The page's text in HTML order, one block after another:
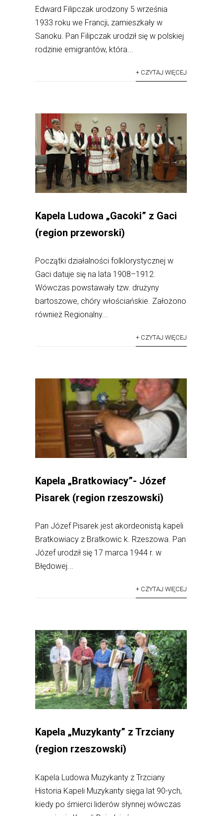
Edward Filipczak urodzony 5 września
1933 roku we Francji, zamieszkały w
Sanoku. Pan Filipczak urodził się w polskiej
rodzinie emigrantów, która...
+ CZYTAJ WIĘCEJ
Kapela Ludowa „Gacoki” z Gaci
(region przeworski)
Początki działalności folklorystycznej w
Gaci datuje się na lata 1908–1912.
Wówczas powstawały tzw. drużyny
bartoszowe, chóry włościańskie. Założono
również Regionalny...
+ CZYTAJ WIĘCEJ
Kapela „Bratkowiacy”- Józef
Pisarek (region rzeszowski)
Pan Józef Pisarek jest akordeonistą kapeli
Bratkowiacy z Bratkowic k. Rzeszowa. Pan
Józef urodził się 17 marca 1944 r. w
Błędowej...
+ CZYTAJ WIĘCEJ
Kapela „Muzykanty” z Trzciany
(region rzeszowski)
Kapela Ludowa Muzykanty z Trzciany
Historia Kapeli Muzykanty sięga lat 90-ych,
kiedy po śmierci liderów słynnej wówczas